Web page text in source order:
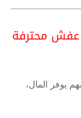
عفش محترفة
يوفر المال،